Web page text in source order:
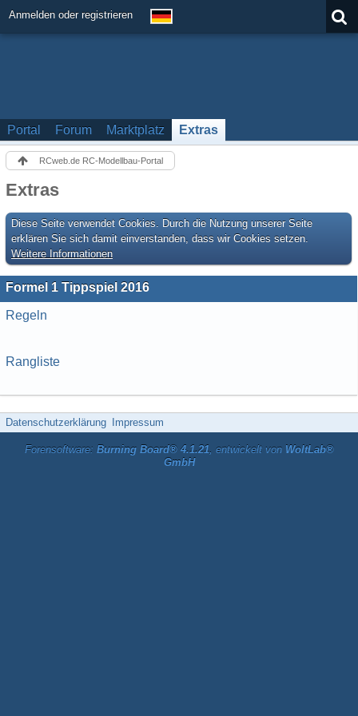
Anmelden oder registrieren
Portal Forum Marktplatz Extras
RCweb.de RC-Modellbau-Portal
Extras
Diese Seite verwendet Cookies. Durch die Nutzung unserer Seite
erklären Sie sich damit einverstanden, dass wir Cookies setzen.
Weitere Informationen
Formel 1 Tippspiel 2016
Regeln
Rangliste
Datenschutzerklärung Impressum
Forensoftware: Burning Board® 4.1.21, entwickelt von WoltLab®
GmbH